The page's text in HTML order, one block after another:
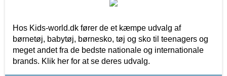
Hos Kids-world.dk fører de et kæmpe udvalg af
børnetøj, babytøj, børnesko, tøj og sko til teenagers og
meget andet fra de bedste nationale og internationale
brands. Klik her for at se deres udvalg.